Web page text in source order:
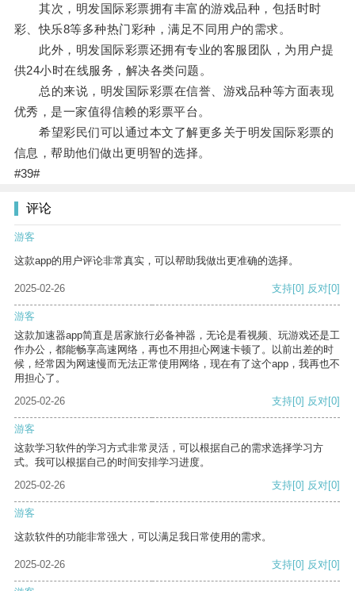
其次，明发国际彩票拥有丰富的游戏品种，包括时时
彩、快乐8等多种热门彩种，满足不同用户的需求。
此外，明发国际彩票还拥有专业的客服团队，为用户提
供24小时在线服务，解决各类问题。
总的来说，明发国际彩票在信誉、游戏品种等方面表现
优秀，是一家值得信赖的彩票平台。
希望彩民们可以通过本文了解更多关于明发国际彩票的
信息，帮助他们做出更明智的选择。
#39#
评论
游客
这款app的用户评论非常真实，可以帮助我做出更准确的选择。
2025-02-26 支持[0] 反对[0]
游客
这款加速器app简直是居家旅行必备神器，无论是看视频、玩游戏还是工
作办公，都能畅享高速网络，再也不用担心网速卡顿了。以前出差的时
候，经常因为网速慢而无法正常使用网络，现在有了这个app，我再也不
用担心了。
2025-02-26
支持[0] 反对[0]
游客
这款学习软件的学习方式非常灵活，可以根据自己的需求选择学习方
式。我可以根据自己的时间安排学习进度。
2025-02-26
支持[0] 反对[0]
游客
这款软件的功能非常强大，可以满足我日常使用的需求。
2025-02-26 支持[0] 反对[0]